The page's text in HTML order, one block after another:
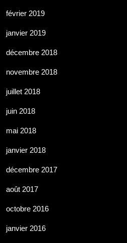
février 2019
janvier 2019
décembre 2018
novembre 2018
juillet 2018
juin 2018
mai 2018
janvier 2018
décembre 2017
août 2017
octobre 2016
janvier 2016